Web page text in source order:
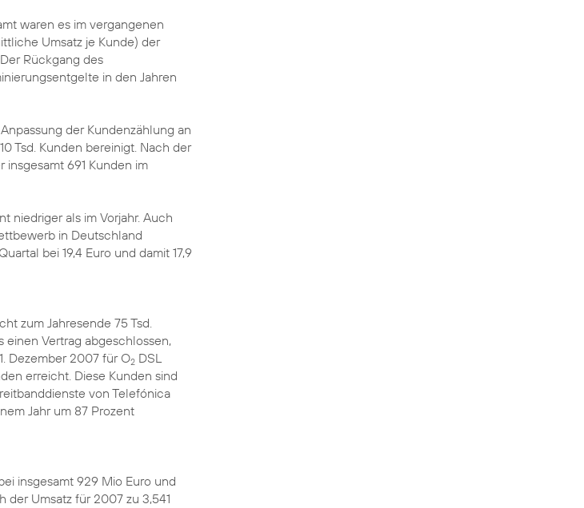
waren es im vergangenen
Umsatz je Kunde) der
Rückgang des
in den Jahren
der Kundenzählung an
Tsd. Kunden bereinigt. Nach der
691 Kunden im
niedriger als im Vorjahr. Auch
in Deutschland
bei 19,4 Euro und damit 17,9
zum Jahresende 75 Tsd.
einen Vertrag abgeschlossen,
Dezember 2007 für O2 DSL
erreicht. Diese Kunden sind
von Telefónica
Jahr um 87 Prozent
insgesamt 929 Mio Euro und
der Umsatz für 2007 zu 3,541